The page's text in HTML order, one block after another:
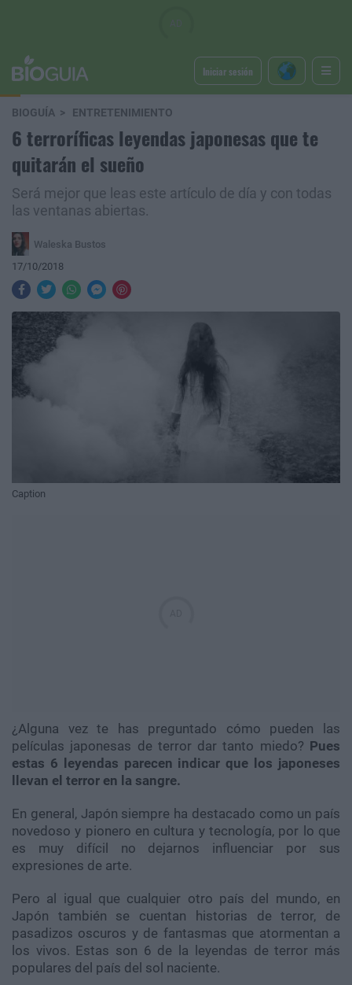
Iniciar sesión
BIOGUÍA ENTRETENIMIENTO
6 terroríficas leyendas japonesas que te
quitarán el sueño
Será mejor que leas este artículo de día y con todas
las ventanas abiertas.
Waleska Bustos
17/10/2018
Caption
¿Alguna vez te has preguntado cómo pueden las
películas japonesas de terror dar tanto miedo? Pues
estas 6 leyendas parecen indicar que los japoneses
llevan el terror en la sangre.
En general, Japón siempre ha destacado como un país
novedoso y pionero en cultura y tecnología, por lo que
es muy difícil no dejarnos influenciar por sus
expresiones de arte.
Pero al igual que cualquier otro país del mundo, en
Japón también se cuentan historias de terror, de
pasadizos oscuros y de fantasmas que atormentan a
los vivos. Estas son 6 de la leyendas de terror más
populares del país del sol naciente.